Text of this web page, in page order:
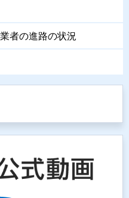
者の進路の状況